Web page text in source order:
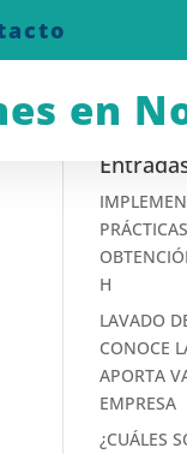
en
H
LAVADO
CONOCE
APORTA
EMPRESA
¿CUÁLES